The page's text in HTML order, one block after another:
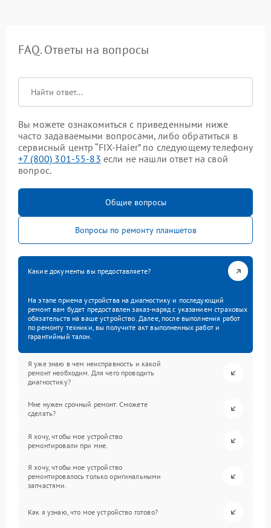
FAQ. Ответы на вопросы
Вы можете ознакомиться с приведенными ниже
часто задаваемыми вопросами, либо обратиться в
сервисный центр “FIX-Haier” по следующему телефону
+7 (800) 301-55-83 если не нашли ответ на свой
вопрос.
Общие вопросы
Вопросы по ремонту планшетов
Какие документы вы предоставляете?
На этапе приема устройства на диагностику и последующий
ремонт вам будет предоставлен заказ-наряд с указанием страховых
обязательств на ваше устройство. Далее, после выполнения работ
по ремонту техники, вы получите акт выполненных работ и
гарантийный талон.
Я уже знаю в чем неисправность и какой
ремонт необходим. Для чего проводить
диагностику?
Мне нужен срочный ремонт. Сможете
сделать?
Я хочу, чтобы мое устройство
ремонтировали при мне.
Я хочу, чтобы мое устройство
ремонтировалось только оригинальными
запчастями.
Как я узнаю, что мое устройство готово?